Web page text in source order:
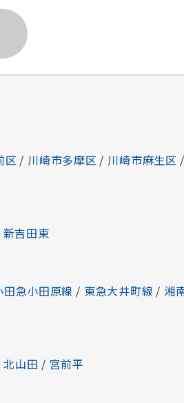
区 / 川崎市多摩区 / 川崎市麻生区 /
新吉田東
田急小田原線 / 東急大井町線 / 湘
北山田 / 宮前平